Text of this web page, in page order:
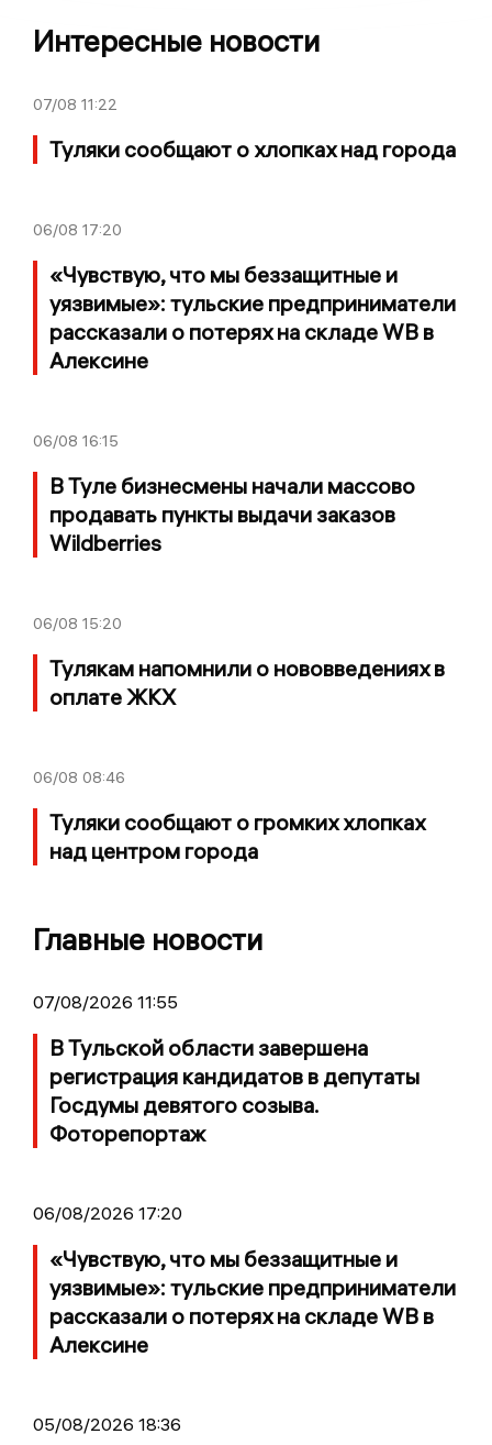
Интересные новости
07/08 11:22
Туляки сообщают о хлопках над города
06/08 17:20
«Чувствую, что мы беззащитные и
уязвимые»: тульские предприниматели
рассказали о потерях на складе WB в
Алексине
06/08 16:15
В Туле бизнесмены начали массово
продавать пункты выдачи заказов
Wildberries
06/08 15:20
Тулякам напомнили о нововведениях в
оплате ЖКХ
06/08 08:46
Туляки сообщают о громких хлопках
над центром города
Главные новости
07/08/2026 11:55
В Тульской области завершена
регистрация кандидатов в депутаты
Госдумы девятого созыва.
Фоторепортаж
06/08/2026 17:20
«Чувствую, что мы беззащитные и
уязвимые»: тульские предприниматели
рассказали о потерях на складе WB в
Алексине
05/08/2026 18:36